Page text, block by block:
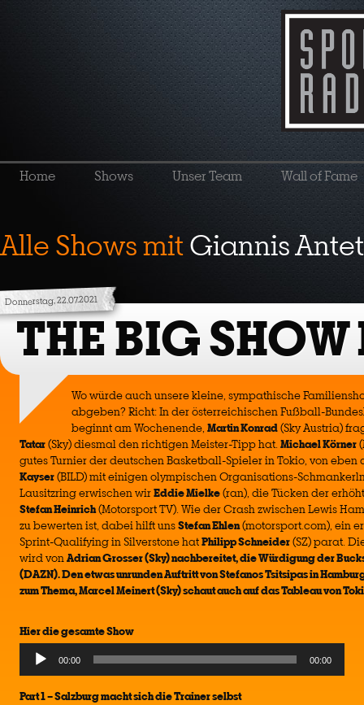
Home Shows Unser Team Wall of Fame
Alle Shows mitGiannis
Donnerstag, 22.07.2021
THE BIG
Wo würde auch unsere kleine, sympathische
abgeben? Richt: In der österreichischen Fußball-
beginnt am Wochenende, Martin Konrad(Sky Austria)
Tatar(Sky) diesmal den richtigen Meister-Tipp hat.Michael Körner
gutes Turnier der deutschen Basketball-Spieler in Tokio, von
Kayser(BILD) mit einigen olympischen Organisations-
Lausitzring erwischen wirEddie Mielke(ran), die Tücken der
Stefan Heinrich(Motorsport TV). Wie der Crash zwischen Lewis
zu bewerten ist, dabei hilft unsStefan Ehlen(motorsport.com), ein
Sprint-Qualifying in Silverstone hatPhilipp Schneider(SZ) parat.
wird vonAdrian Grosser(Sky) nachbereitet, die Würdigung der
(DAZN). Den etwas unrunden Auftritt von Stefanos Tsitsipas in
zum Thema,Marcel Meinert(Sky) schaut auch auf das Tableau von
Hier die gesamte Show
Audio
Player
00:00 00:00
Part 1 – Salzburg macht sich die Trainer selbst